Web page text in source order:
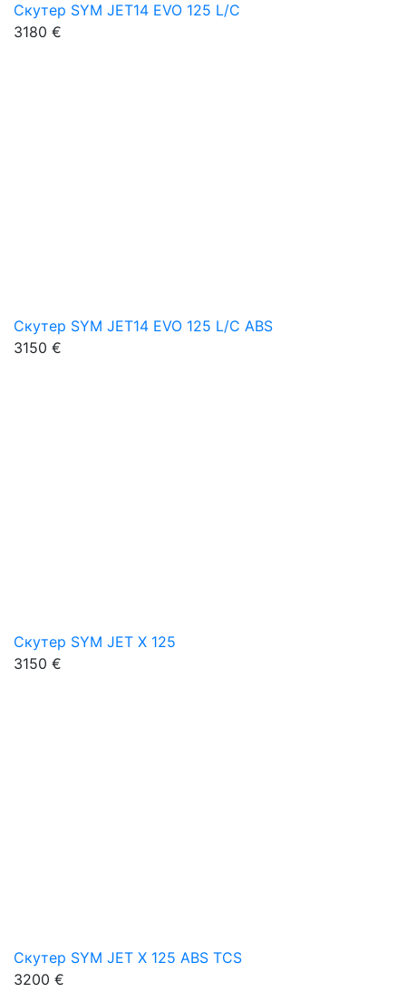
Скутер SYM JET14 EVO 125 L/C
3180 €
Скутер SYM JET14 EVO 125 L/C ABS
3150 €
Скутер SYM JET X 125
3150 €
Скутер SYM JET X 125 ABS TCS
3200 €